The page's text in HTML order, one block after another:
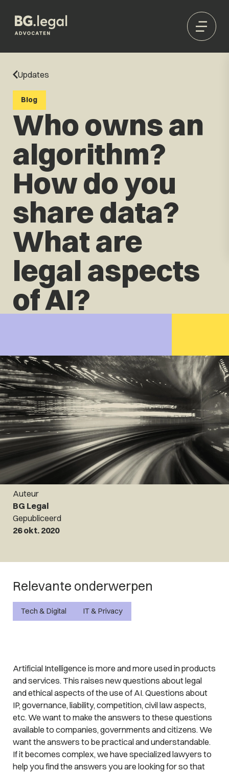
Updates
Blog
Who owns an
algorithm?
How do you
share data?
What are
legal aspects
of AI?
Auteur
BG Legal
Gepubliceerd
26 okt. 2020
Relevante onderwerpen
Tech & Digital IT & Privacy
Artificial Intelligence is more and more used in products
and services. This raises new questions about legal
and ethical aspects of the use of AI. Questions about
IP, governance, liability, competition, civil law aspects,
etc. We want to make the answers to these questions
available to companies, governments and citizens. We
want the answers to be practical and understandable.
If it becomes complex, we have specialized lawyers to
help you find the answers you are looking for so that